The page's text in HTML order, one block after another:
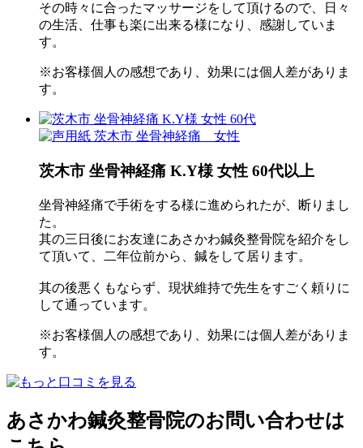
その時々に合ったマッサージをして頂けるので、日々
の生活、仕事も楽に出来る様になり、感謝していま
す。
※お客様個人の感想であり、効果には個人差がありま
す。
茨木市 坐骨神経痛 K.Y様 女性 60代以上
坐骨神経痛で手術をする様に進められたが、断りまし
た。
其の三日後にお友達にあさかわ鍼灸整骨院を紹介をし
て頂いて、二年位前から、鍼をして居ります。
其の後悪くもならず、現状維持で先生をすごく頼りに
して通っています。
※お客様個人の感想であり、効果には個人差がありま
す。
あさかわ鍼灸整⾻院のお問い合わせは